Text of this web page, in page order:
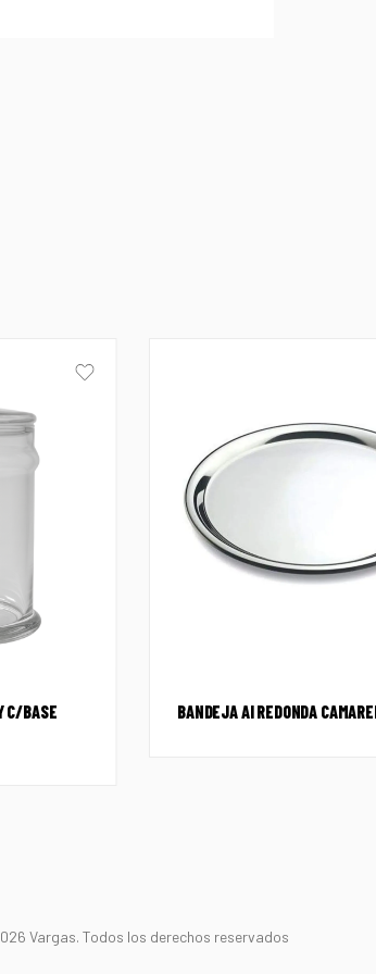
C/BASE
BANDEJA AI REDONDA
Vargas. Todos los derechos reservados